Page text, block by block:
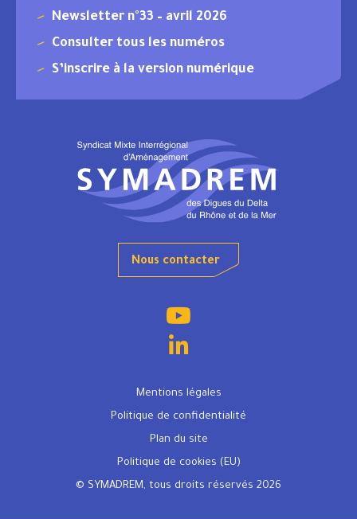
Newsletter n°33 – avril 2026
Consulter tous les numéros
S’inscrire à la version numérique
Nous contacter
Mentions légales
Politique de confidentialité
Plan du site
Politique de cookies (EU)
© SYMADREM, tous droits réservés 2026